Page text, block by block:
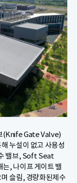
(Knife Gate Valve)
누설이 없고 사용성
밸브, Soft Seat
, 나이프 게이트 밸
슬림, 경량화된제수